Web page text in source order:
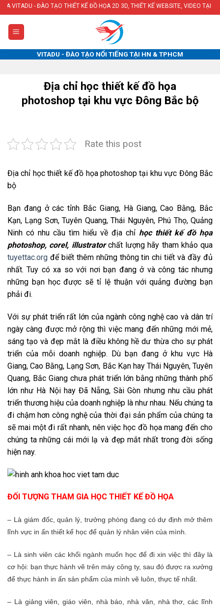
Skip
to
content
- ĐÀO TẠO THIẾT KẾ ĐỒ HỌA 2D 3D, THIẾT KẾ WEBSITE, VIDEO TẠI HÀ NỘI &
VITADU - ĐÀO TẠO NỔI TIẾNG TẠI HN & TPHCM
Địa chỉ học thiết kế đồ họa
photoshop tại khu vực Đông Bắc bộ
Rate this post
Địa chỉ học thiết kế đồ họa photoshop tại khu vực Đông Bắc
bộ
Bạn đang ở các tỉnh Bắc Giang, Hà Giang, Cao Bằng, Bắc
Kạn, Lạng Sơn, Tuyên Quang, Thái Nguyên, Phú Thọ, Quảng
Ninh có nhu cầu tìm hiểu về địa chỉ học thiết kế đồ họa
photoshop, corel, illustratorchất lượng hãy tham khảo qua
tuyettac.org để biết thêm những thông tin chi tiết và đầy đủ
nhất. Tuy có xa so với nơi bạn đang ở và công tác nhưng
những bạn học được sẽ tỉ lệ thuận với quảng đường bạn
phải đi.
Với sự phát triển rất lớn của ngành công nghệ cao và dân trí
ngày càng được mở rộng thì việc mang đến những mới mẻ,
sáng tạo và đẹp mắt là điều không hề dư thừa cho sự phát
triển của mỗi doanh nghiệp. Dù bạn đang ở khu vực Hà
Giang, Cao Bằng, Lạng Sơn, Bắc Kạn hay Thái Nguyên, Tuyên
Quang, Bắc Giang chưa phát triển lớn bằng những thành phố
lớn như Hà Nội hay Đã Nẵng, Sài Gòn nhưng nhu cầu phát
triển thương hiệu của doanh nghiệp là như nhau. Nếu chúng ta
đi chậm hơn công nghệ của thời đại sản phẩm của chúng ta
sẽ mai một đi rất nhanh, nên việc học đồ họa mang đến cho
chúng ta những cái mới lạ và đẹp mắt nhất trong đời sống
hiện nay.
ĐỐI TƯỢNG THAM GIA HỌC THIẾT KẾ ĐỒ HỌA
– Là giám đốc, quản lý, trưởng phòng đang có dự định mở thêm
lĩnh vực in ấn thiết kế học để quản lý nhân viên của mình.
– Là sinh viên các khổi ngành muốn học để đi xin việc thì đây là
cơ hội: bạn thực hành vẽ trên máy công ty, sau đó được ra xưởng
để thực hành in ấn sản phẩm của mình vẽ luôn, thực tế nhất.
– Là giảng viên, giáo viên, nhà báo, nhà văn, nhà thơ, các lĩnh